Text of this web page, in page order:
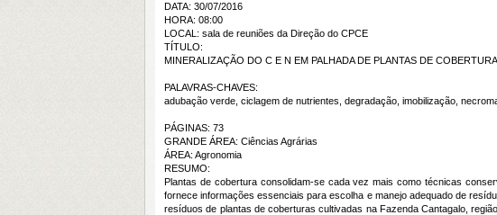
DATA: 30/07/2016
HORA: 08:00
LOCAL: sala de reuniões da Direção do CPCE
TÍTULO:
MINERALIZAÇÃO DO C E N EM PALHADA DE PLANTAS DE
PALAVRAS-CHAVES:
adubação verde, ciclagem de nutrientes, degradação, imobilização,
PÁGINAS: 73
GRANDE ÁREA: Ciências Agrárias
ÁREA: Agronomia
RESUMO:
Plantas de cobertura consolidam-se cada vez mais como técnicas
fornece informações essenciais para escolha e manejo adequado de
resíduos de plantas de coberturas cultivadas na Fazenda Cantagalo,